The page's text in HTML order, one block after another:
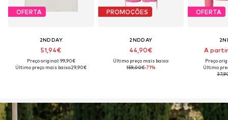
OFERTA
2NDDAY
51,94€
Preço original: 99,90€
Último preço mais baixo:29,90€
PROMOÇÕES
2NDDAY
44,90€
Último preço mais baixo:
159,00€-71%
OFERTA
A partir
Preço
Último